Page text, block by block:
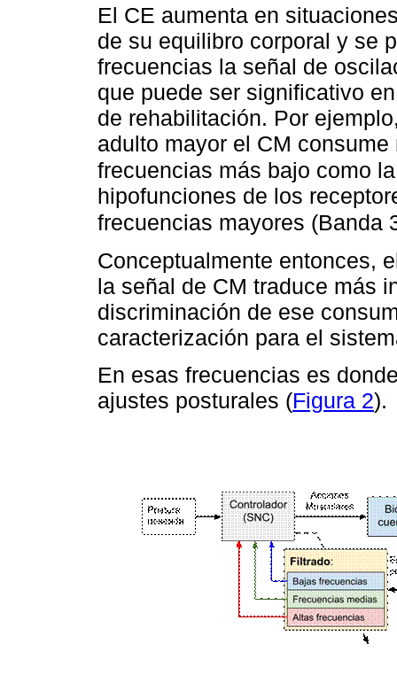
El CE aumenta en
de su equilibro corporal y se
frecuencias la señal de
que puede ser significativo
de rehabilitación. Por
adulto mayor el CM
frecuencias más bajo como
hipofunciones de los
frecuencias mayores (Banda
Conceptualmente entonces,
la señal de CM traduce más
discriminación de ese
caracterización para el
En esas frecuencias es
ajustes posturales (Figura 2).